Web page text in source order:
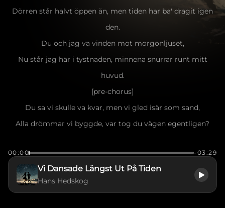
Dörren står halvt öppen än, men tiden har ba' dragit igen
den.
Du och jag va vinden mot morgonljuset,
Nu står jag här i tystnaden, minnena snurrar runt mitt
huvud.
[pre-chorus]
Du sa vi skulle va kvar, men vi gled isär som sand,
Alla drömmar vi byggde, var tog du vägen egentligen?
Du va min brorsa, min skugga i livet,
Nu står jag bara här och saknar dig varenda jäkla andetag.
00:00 -03:29
Vi Dansade Längst Ut På Tiden
Hans Hedskog